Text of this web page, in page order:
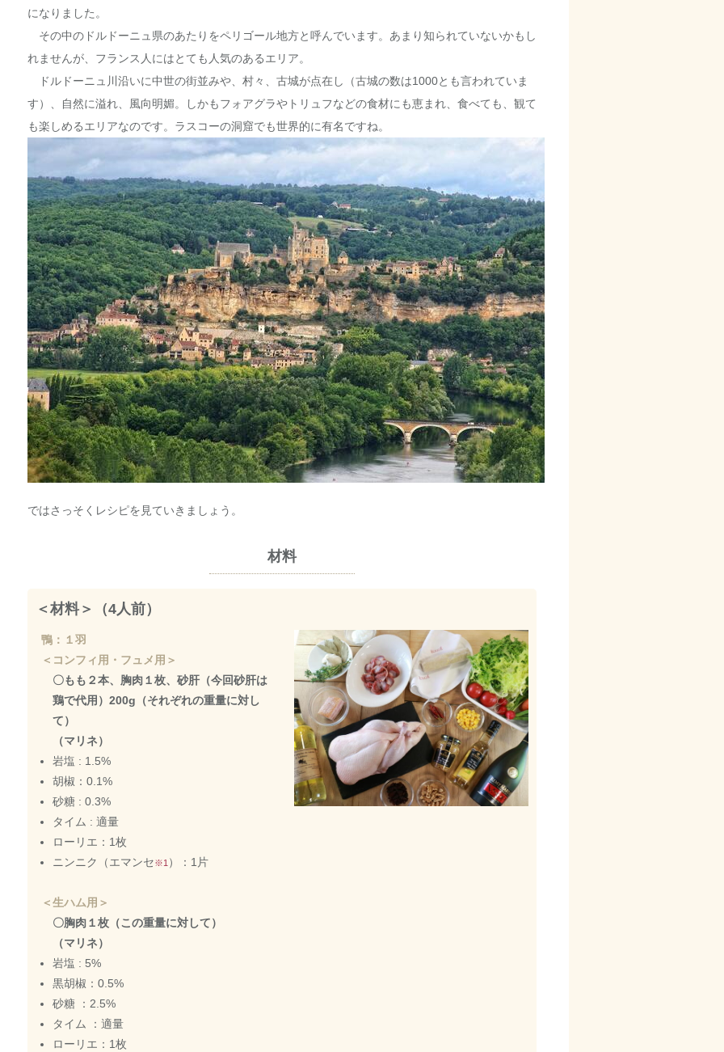
になりました。
その中のドルドーニュ県のあたりをペリゴール地方と呼んでいます。あまり知られていないかもし
れませんが、フランス人にはとても人気のあるエリア。
ドルドーニュ川沿いに中世の街並みや、村々、古城が点在し（古城の数は1000とも言われていま
す）、自然に溢れ、風向明媚。しかもフォアグラやトリュフなどの食材にも恵まれ、食べても、観て
も楽しめるエリアなのです。ラスコーの洞窟でも世界的に有名ですね。
ではさっそくレシピを見ていきましょう。
材料
＜材料＞（4人前）
鴨：１羽
＜コンフィ用・フュメ用＞
〇もも２本、胸肉１枚、砂肝（今回砂肝は
鶏で代用）200g（それぞれの重量に対し
て）
（マリネ）
岩塩 : 1.5%
胡椒：0.1%
砂糖 : 0.3%
タイム : 適量
ローリエ：1枚
ニンニク（エマンセ※1 ）：1片
＜生ハム用＞
〇胸肉１枚（この重量に対して）
（マリネ）
岩塩 : 5%
黒胡椒：0.5%
砂糖 ：2.5%
タイム ：適量
ローリエ：1枚